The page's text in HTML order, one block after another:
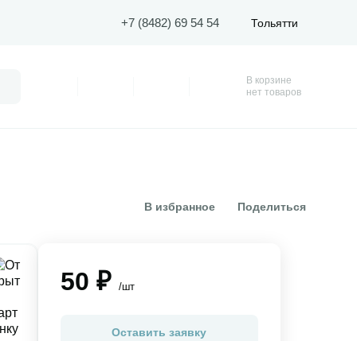
+7 (8482) 69 54 54 Тольятти
Корзина
В корзине
нет товаров
В избранное Поделиться
50 ₽ /шт
Оставить заявку